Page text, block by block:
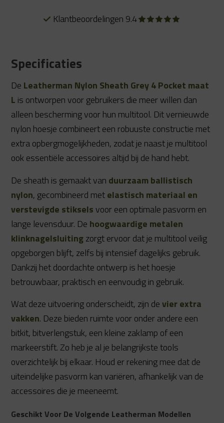
Klantbeoordelingen 9.4
Specificaties
De Leatherman Nylon Sheath Grey 4 Pocket maat
L is ontworpen voor gebruikers die meer willen dan
alleen bescherming voor hun multitool. Dit vernieuwde
nylon hoesje combineert een robuuste constructie met
extra opbergmogelijkheden, zodat je naast je multitool
ook essentiële accessoires altijd bij de hand hebt.
De sheath is gemaakt van duurzaam ballistisch
nylon, gecombineerd metelastisch materiaal en
verstevigde stikselsvoor een optimale pasvorm en
lange levensduur. De hoogwaardige metalen
klinknagelsluitingzorgt ervoor dat je multitool veilig
opgeborgen blijft, zelfs bij intensief dagelijks gebruik.
Dankzij het doordachte ontwerp is het hoesje
betrouwbaar, praktisch en eenvoudig in gebruik.
Wat deze uitvoering onderscheidt, zijn devier extra
vakken. Deze bieden ruimte voor onder andere een
bitkit, bitverlengstuk, een kleine zaklamp of een
markeerstift. Zo heb je al je belangrijkste tools
overzichtelijk bij elkaar. Houd er rekening mee dat de
uiteindelijke pasvorm kan variëren, afhankelijk van de
accessoires die je meeneemt.
Geschikt Voor De Volgende Leatherman Modellen